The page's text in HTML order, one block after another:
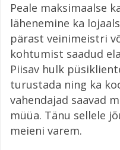
Peale maksimaalse
lähenemine ka
pärast veinimeistri
kohtumist saadud
Piisav hulk
turustada ning ka
vahendajad saavad
müüa. Tänu sellele
meieni varem.